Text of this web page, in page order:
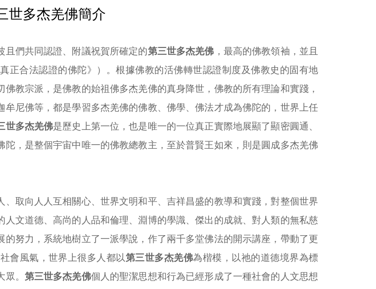
世多杰羌佛簡介
且們共同認證、附議祝賀所確定的第三世多杰羌佛 ，最高的佛教領袖，並且
合法認證的佛陀》）。根據佛教的活佛轉世認證制度及佛教史的固有地
教宗派，是佛教的始祖佛多杰羌佛的真身降世，佛教的所有理論和實踐，
尼佛等，都是學習多杰羌佛的佛教、佛學、佛法才成為佛陀的，世界上任
世多杰羌佛是歷史上第一位，也是唯一的一位真正實際地展顯了顯密圓通、
，是整個宇宙中唯一的佛教總教主，至於普賢王如來，則是圓成多杰羌佛
取向人人互相關心、世界文明和平、吉祥昌盛的教導和實踐，對整個世界
人文道德、高尚的人品和倫理、淵博的學識、傑出的成就、對人類的無私慈
努力，系統地樹立了一派學說，作了兩千多堂佛法的開示講座，帶動了更
會風氣，世界上很多人都以第三世多杰羌佛為楷模，以祂的道德境界為標
。 第三世多杰羌佛個人的聖潔思想和行為已經形成了一種社會的人文思想